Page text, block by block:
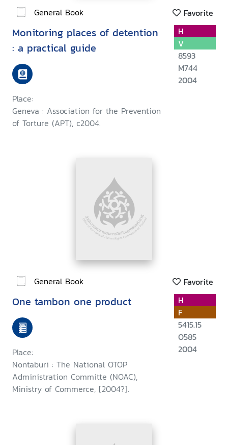
General Book Favorite
Monitoring places of detention
: a practical guide
Place:
Geneva : Association for the Prevention
of Torture (APT), c2004.
H
V
8593
M744
2004
General Book Favorite
One tambon one product
Place:
Nontaburi : The National OTOP
Administration Committe (NOAC),
Ministry of Commerce, [2004?].
H
F
5415.15
O585
2004